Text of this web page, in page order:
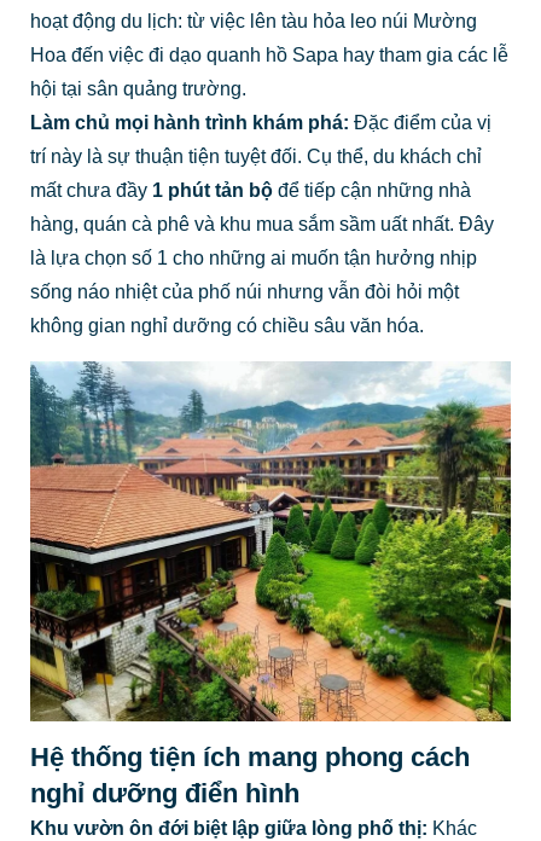
hoạt động du lịch: từ việc lên tàu hỏa leo núi Mường
Hoa đến việc đi dạo quanh hồ Sapa hay tham gia các lễ
hội tại sân quảng trường.
Làm chủ mọi hành trình khám phá: Đặc điểm của vị
trí này là sự thuận tiện tuyệt đối. Cụ thể, du khách chỉ
mất chưa đầy 1 phút tản bộđể tiếp cận những nhà
hàng, quán cà phê và khu mua sắm sầm uất nhất. Đây
là lựa chọn số 1 cho những ai muốn tận hưởng nhịp
sống náo nhiệt của phố núi nhưng vẫn đòi hỏi một
không gian nghỉ dưỡng có chiều sâu văn hóa.
Hệ thống tiện ích mang phong cách
nghỉ dưỡng điển hình
Khu vườn ôn đới biệt lập giữa lòng phố thị: Khác